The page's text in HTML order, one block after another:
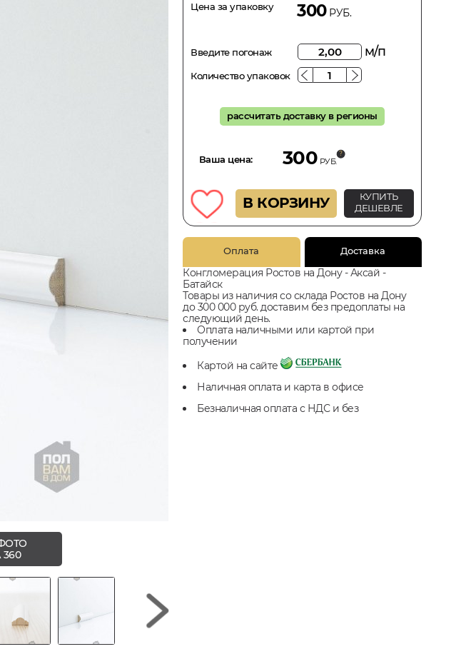
Цена за упаковку 300РУБ.
Введите погонаж м/п
Количество упаковок
рассчитать доставку в регионы
Ваша цена: 300 РУБ.
В КОРЗИНУ
КУПИТЬ
ДЕШЕВЛЕ
Оплата Доставка
Конгломерация Ростов на Дону - Аксай -
Батайск
Товары из наличия со склада Ростов на Дону
до 300 000 руб. доставим без предоплаты на
следующий день.
Оплата наличными или картой при
получении
Картой на сайте
Наличная оплата и карта в офисе
Безналичная оплата с НДС и без